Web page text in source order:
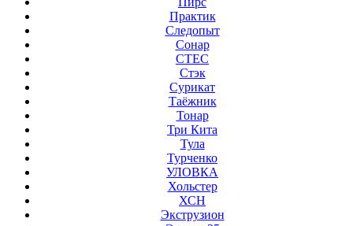
Практик
Следопыт
Сонар
СТЕС
Стэк
Сурикат
Таёжник
Тонар
Три Кита
Тула
Турченко
УЛОВКА
Хольстер
ХСН
Экструзион